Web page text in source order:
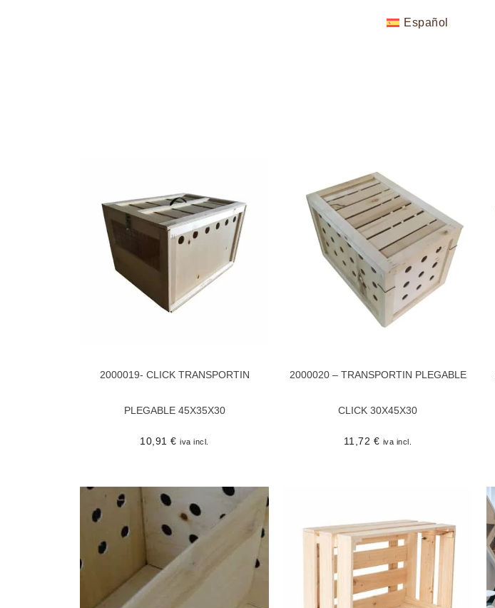
Español
2000019- CLICK TRANSPORTIN
PLEGABLE 45X35X30
10,91€ iva incl.
2000020 – TRANSPORTIN PLEGABLE
CLICK 30X45X30
11,72 € iva incl.